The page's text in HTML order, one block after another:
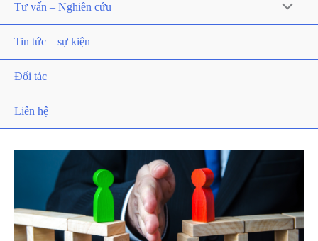
Tư vấn – Nghiên cứu
Tin tức – sự kiện
Đối tác
Liên hệ